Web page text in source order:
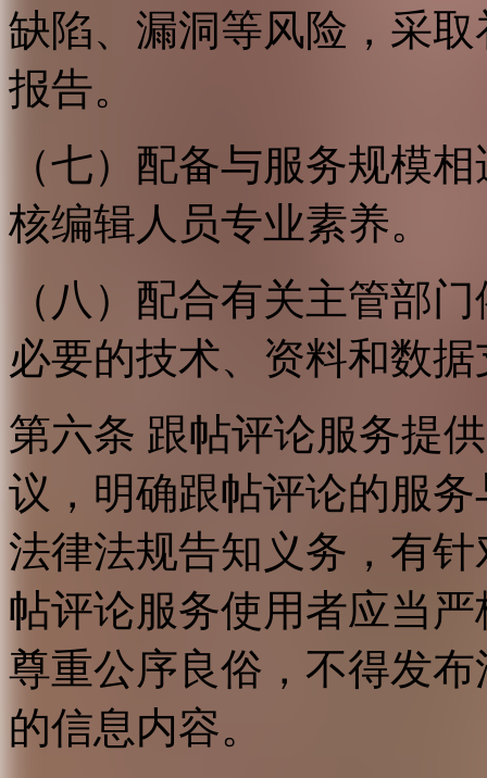
缺陷、漏洞等风险，采
报告。
（七）配备与服务规模
核编辑人员专业素养。
（八）配合有关主管部
必要的技术、资料和数
第六条 跟帖评论服务提
议，明确跟帖评论的服
法律法规告知义务，有
帖评论服务使用者应当
尊重公序良俗，不得发
的信息内容。